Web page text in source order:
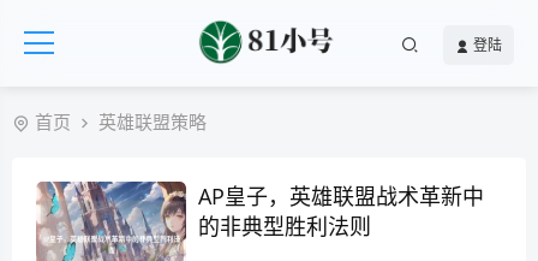
登陆
首页 英雄联盟策略
AP皇子，英雄联盟战术革新中
的非典型胜利法则